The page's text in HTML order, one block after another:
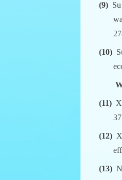
(9)
(10)
(11)
(12)
(13)